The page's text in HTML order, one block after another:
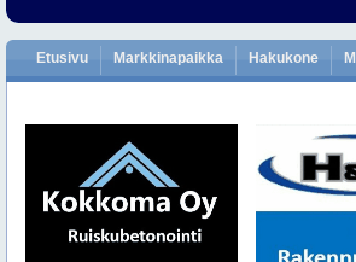
Etusivu Markkinapaikka Hakukone